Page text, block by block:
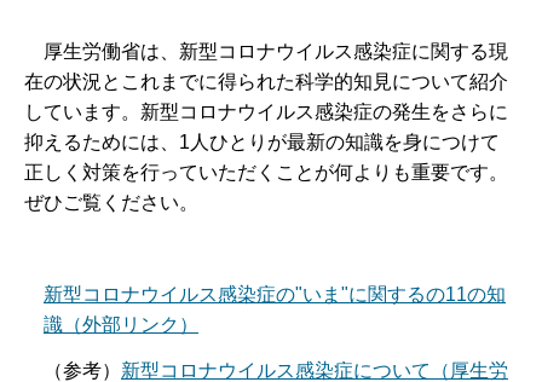
厚生労働省は、新型コロナウイルス感染症に関する現
在の状況とこれまでに得られた科学的知見について紹介
しています。新型コロナウイルス感染症の発生をさらに
抑えるためには、1人ひとりが最新の知識を身につけて
正しく対策を行っていただくことが何よりも重要です。
ぜひご覧ください。
新型コロナウイルス感染症の"いま"に関するの11の知
識（外部リンク）
（参考） 新型コロナウイルス感染症について（厚生労